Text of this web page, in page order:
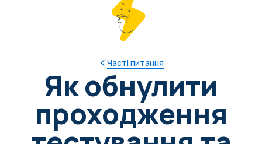
Часті питання
Як обнулити
проходження